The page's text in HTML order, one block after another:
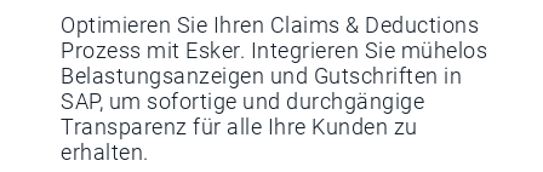
Optimieren Sie Ihren Claims & Deductions
Prozess mit Esker. Integrieren Sie mühelos
Belastungsanzeigen und Gutschriften in
SAP, um sofortige und durchgängige
Transparenz für alle Ihre Kunden zu
erhalten.